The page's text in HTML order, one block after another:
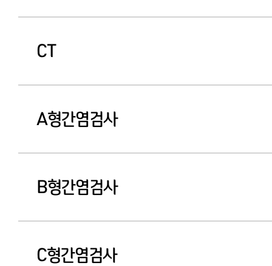
CT
A형간염검사
B형간염검사
C형간염검사